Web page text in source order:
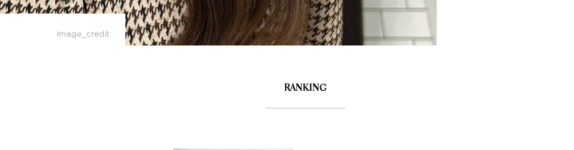
image_credit
RANKING